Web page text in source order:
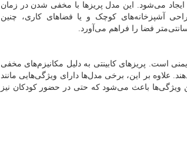
ایجاد می‌شود. این مدل پریزها با مخفی شدن در زمان
آشپزخانه‌های کوچک و یا فضاهای کاری، چنین
فضا را فراهم می‌آورد.
است. پریزهای کابینتی به دلیل مکانیزم‌های مخفی
بر این، برخی مدل‌ها دارای ویژگی‌هایی مانند
باعث می‌شود که حتی در حضور کودکان نیز